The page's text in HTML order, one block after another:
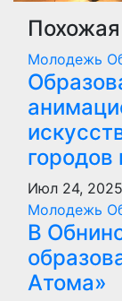
Молодежь
городов
Июл 24, 2025
Молодежь
В
Атома»